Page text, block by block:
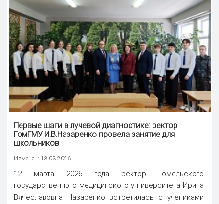
Первые шаги в лучевой диагностике: ректор
ГомГМУ И.В.Назаренко провела занятие для
школьников
Изменен: 13.03.2026
12 марта 2026 года ректор Гомельского
государственного медицинского ун иверситета Ирина
Вячеславовна Назаренко встретилась с учениками